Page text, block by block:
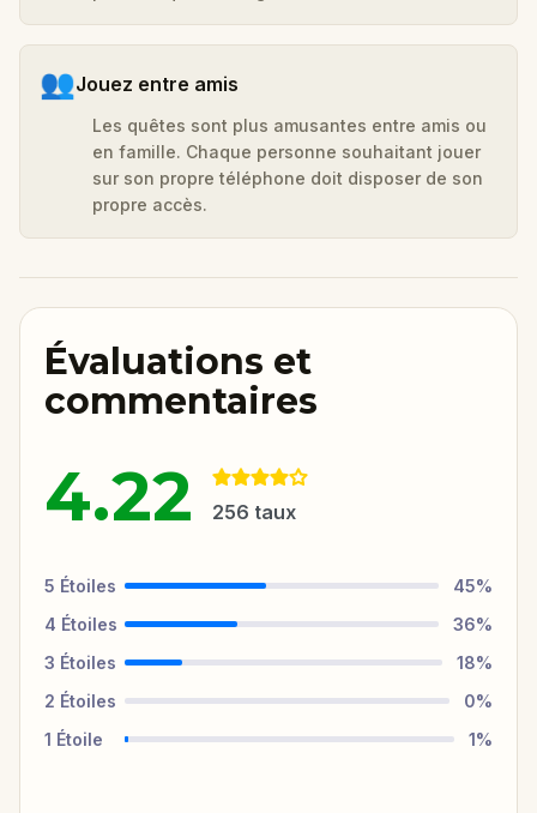
👥Jouez entre amis
Les quêtes sont plus amusantes entre amis ou
en famille. Chaque personne souhaitant jouer
sur son propre téléphone doit disposer de son
propre accès.
Évaluations et
commentaires
4.22 256 taux
5 Étoiles 45%
4 Étoiles 36%
3 Étoiles 18%
2 Étoiles 0%
1 Étoile 1%